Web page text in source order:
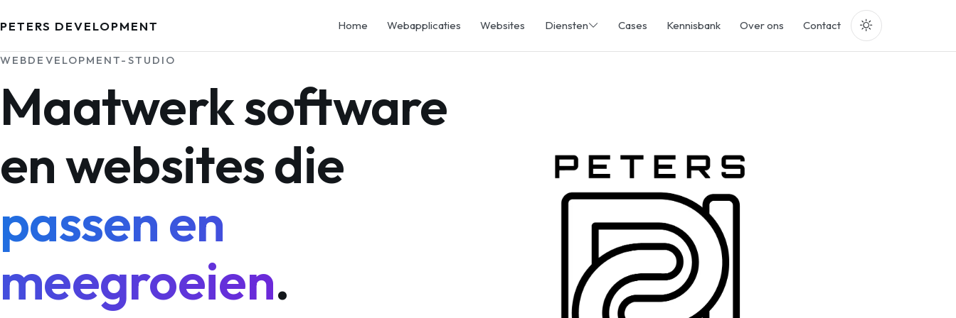
PETERS DEVELOPMENT Home Webapplicaties Websites Diensten Cases Kennisbank Over ons Contact
WEBDEVELOPMENT-STUDIO
Maatwerk software
en websites die
passen en
meegroeien.